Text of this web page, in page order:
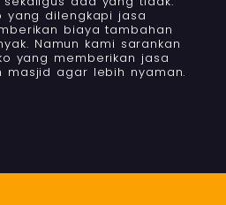
yang dilengkapi jasa
biaya tambahan
Namun kami sarankan
yang memberikan jasa
masjid agar lebih nyaman.